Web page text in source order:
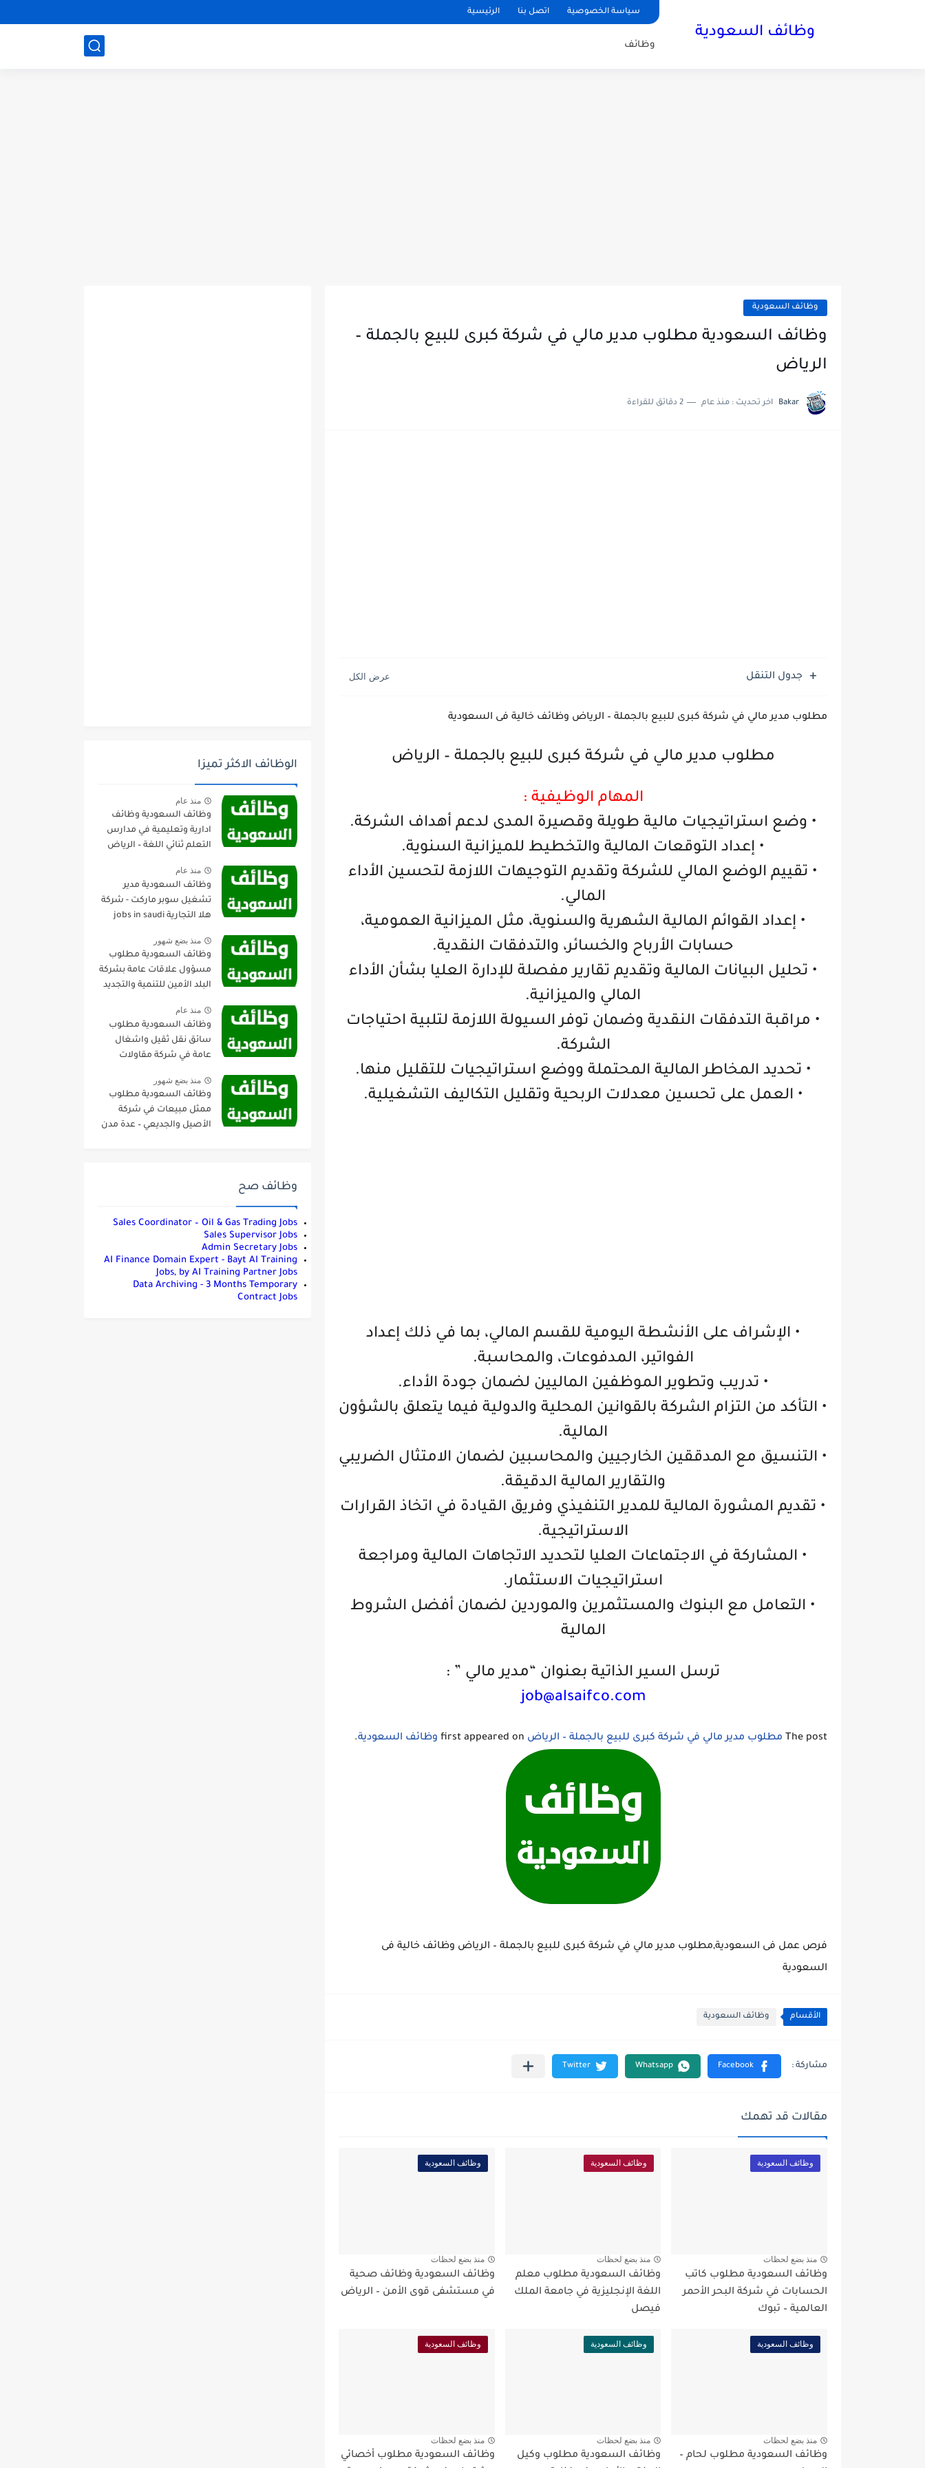
سياسة الخصوصية اتصل بنا الرئيسية
وظائف السعودية
وظائف
وظائف السعودية
وظائف السعودية مطلوب مدير مالي في شركة كبرى للبيع بالجملة –
الرياض
Bakar اخر تحديث : منذ عام 2 دقائق للقراءة
جدول التنقل
مطلوب مدير مالي في شركة كبرى للبيع بالجملة – الرياض وظائف خالية فى السعودية
مطلوب مدير مالي في شركة كبرى للبيع بالجملة – الرياض
المهام الوظيفية :
• وضع استراتيجيات مالية طويلة وقصيرة المدى لدعم أهداف الشركة.
• إعداد التوقعات المالية والتخطيط للميزانية السنوية.
• تقييم الوضع المالي للشركة وتقديم التوجيهات اللازمة لتحسين الأداء
المالي.
• إعداد القوائم المالية الشهرية والسنوية، مثل الميزانية العمومية،
حسابات الأرباح والخسائر، والتدفقات النقدية.
• تحليل البيانات المالية وتقديم تقارير مفصلة للإدارة العليا بشأن الأداء
المالي والميزانية.
• مراقبة التدفقات النقدية وضمان توفر السيولة اللازمة لتلبية احتياجات
الشركة.
• تحديد المخاطر المالية المحتملة ووضع استراتيجيات للتقليل منها.
• العمل على تحسين معدلات الربحية وتقليل التكاليف التشغيلية.
• الإشراف على الأنشطة اليومية للقسم المالي، بما في ذلك إعداد
الفواتير، المدفوعات، والمحاسبة.
• تدريب وتطوير الموظفين الماليين لضمان جودة الأداء.
• التأكد من التزام الشركة بالقوانين المحلية والدولية فيما يتعلق بالشؤون
المالية.
• التنسيق مع المدققين الخارجيين والمحاسبين لضمان الامتثال الضريبي
والتقارير المالية الدقيقة.
• تقديم المشورة المالية للمدير التنفيذي وفريق القيادة في اتخاذ القرارات
الاستراتيجية.
• المشاركة في الاجتماعات العليا لتحديد الاتجاهات المالية ومراجعة
استراتيجيات الاستثمار.
• التعامل مع البنوك والمستثمرين والموردين لضمان أفضل الشروط
المالية
ترسل السير الذاتية بعنوان “مدير مالي ” :
job@alsaifco.com
The post مطلوب مدير مالي في شركة كبرى للبيع بالجملة – الرياض وظائف السعودية.
فرص عمل فى السعودية,مطلوب مدير مالي في شركة كبرى للبيع بالجملة – الرياض وظائف خالية فى
السعودية
الأقسام وظائف السعودية
مقالات قد تهمك
وظائف السعودية
منذ بضع لحظات
وظائف السعودية مطلوب كاتب
الحسابات في شركة البحر الأحمر
العالمية – تبوك
وظائف السعودية
منذ بضع لحظات
وظائف السعودية مطلوب معلم
اللغة الإنجليزية في جامعة الملك
فيصل
وظائف السعودية
منذ بضع لحظات
وظائف السعودية وظائف صحية
في مستشفى قوى الأمن – الرياض
وظائف السعودية
منذ بضع لحظات
وظائف السعودية مطلوب لحام –
وظائف السعودية
منذ بضع لحظات
وظائف السعودية مطلوب وكيل
وظائف السعودية
منذ بضع لحظات
وظائف السعودية مطلوب أخصائي
الوظائف الاكثر تميزا
منذ عام
وظائف السعودية وظائف
ادارية وتعليمية في مدارس
التعلم ثنائي اللغة – الرياض
منذ عام
وظائف السعودية مدير
تشغيل سوبر ماركت - شركة
هلا التجارية jobs in saudi
منذ بضع شهور
وظائف السعودية مطلوب
مسؤول علاقات عامة بشركة
البلد الأمين للتنمية والتجديد
منذ عام
وظائف السعودية مطلوب
سائق نقل ثقيل واشغال
عامة في شركة مقاولات
منذ بضع شهور
وظائف السعودية مطلوب
ممثل مبيعات في شركة
الأصيل والجديعي – عدة مدن
وظائف صح
Sales Coordinator – Oil & Gas Trading Jobs
Sales Supervisor Jobs
Admin Secretary Jobs
AI Finance Domain Expert - Bayt AI Training
Jobs, by AI Training Partner Jobs
Data Archiving - 3 Months Temporary
Contract Jobs